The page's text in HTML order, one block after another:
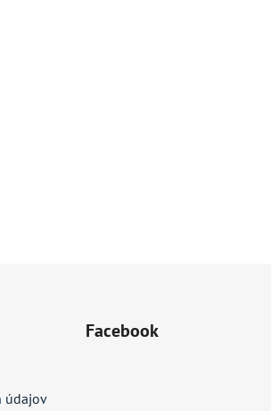
údajov
Facebook